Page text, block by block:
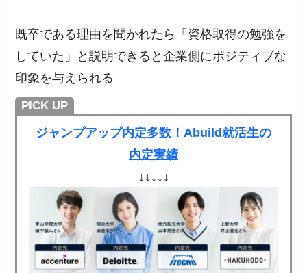
既卒である理由を聞かれたら「資格取得の勉強を
していた」と説明できると企業側にポジティブな
印象を与えられる
PICK UP
ジャンプアップ内定多数！Abuild就活生の
内定実績
↓↓↓↓↓